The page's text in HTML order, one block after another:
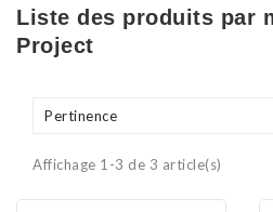
Liste des produits par
Project
Pertinence
Affichage 1-3 de 3 article(s)